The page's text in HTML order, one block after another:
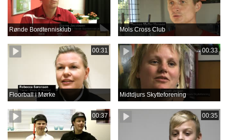
Rønde Bordtennisklub Mols Cross Club
00:31
Floorball i Mørke
00:33
Midtdjurs Skytteforening
00:37 00:35